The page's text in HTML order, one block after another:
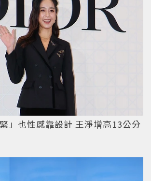
」也性感靠設計 王淨增高13公分